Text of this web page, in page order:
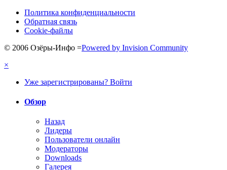
Политика конфиденциальности
Обратная связь
Cookie-файлы
© 2006 Озёры-Инфо =Powered by Invision Community
×
Уже зарегистрированы? Войти
Обзор
Назад
Лидеры
Пользователи онлайн
Модераторы
Downloads
Галерея